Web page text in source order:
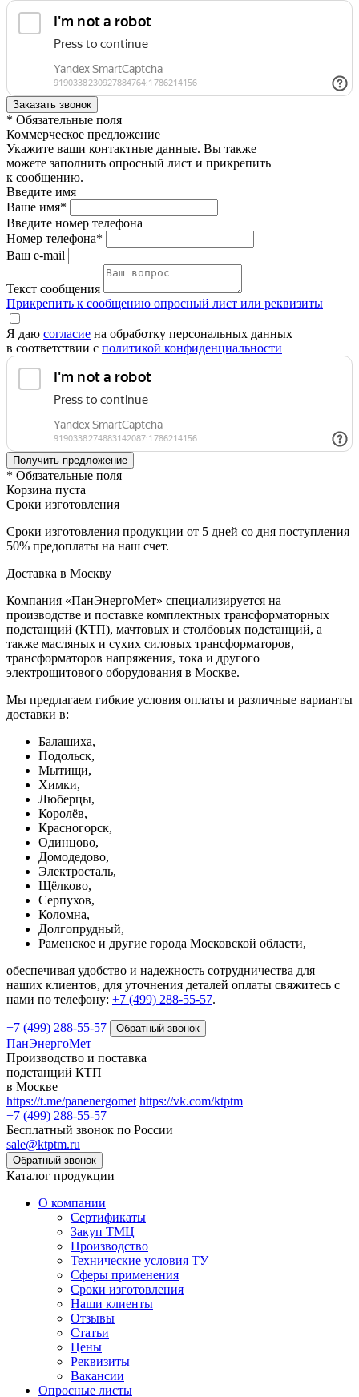
* Обязательные поля
Коммерческое предложение
Укажите ваши контактные данные. Вы также
можете заполнить опросный лист и прикрепить
к сообщению.
Введите имя
Ваше имя*
Введите номер телефона
Номер телефона*
Ваш e-mail
Текст сообщения
Прикрепить к сообщению опросный лист или реквизиты
Я даю согласие на обработку персональных данных
в соответствии с политикой конфиденциальности
* Обязательные поля
Корзина пуста
Сроки изготовления
Сроки изготовления продукции от 5 дней со дня поступления
50% предоплаты на наш счет.
Доставка в Москву
Компания «ПанЭнергоМет» специализируется на
производстве и поставке комплектных трансформаторных
подстанций (КТП), мачтовых и столбовых подстанций, а
также масляных и сухих силовых трансформаторов,
трансформаторов напряжения, тока и другого
электрощитового оборудования в Москве.
Мы предлагаем гибкие условия оплаты и различные варианты
доставки в:
Балашиха,
Подольск,
Мытищи,
Химки,
Люберцы,
Королёв,
Красногорск,
Одинцово,
Домодедово,
Электросталь,
Щёлково,
Серпухов,
Коломна,
Долгопрудный,
Раменское и другие города Московской области,
обеспечивая удобство и надежность сотрудничества для
наших клиентов, для уточнения деталей оплаты свяжитесь с
нами по телефону: +7 (499) 288-55-57.
+7 (499) 288-55-57
ПанЭнергоМет
Производство и поставка
подстанций КТП
в Москве
https://t.me/panenergomet https://vk.com/ktptm
+7 (499) 288-55-57
Бесплатный звонок по России
sale@ktptm.ru
Каталог продукции
О компании
Сертификаты
Закуп ТМЦ
Производство
Технические условия ТУ
Сферы применения
Сроки изготовления
Наши клиенты
Отзывы
Статьи
Цены
Реквизиты
Вакансии
Опросные листы